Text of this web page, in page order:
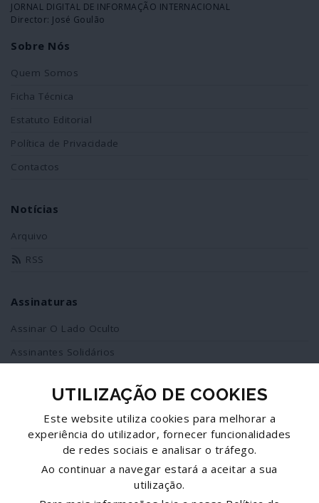
JORNAL DIGITAL DE INFORMAÇÃO INTERNACIONAL
Director: José Goulão
Sobre Nós
Quem Somos
Ficha Técnica
Estatuto Editorial
Política de Privacidade
Contactos
Notícias
Arquivo
RSS
Assinaturas
Assinar O Lado Oculto
Assinantes Solidários
Redes Sociais
Siga-nos no facebook
UTILIZAÇÃO DE COOKIES
Este website utiliza cookies para melhorar a
experiência do utilizador, fornecer funcionalidades
de redes sociais e analisar o tráfego.
Ao continuar a navegar estará a aceitar a sua
utilização.